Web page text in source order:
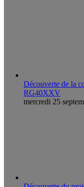
Découverte de la
RG40XXV
mercredi 25